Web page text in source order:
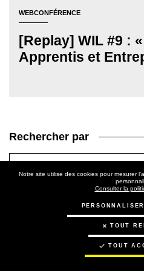
WEBCONFÉRENCE
[Replay] WIL #9 :
Apprentis et
Rechercher par
Notre site utilise des cookies pour mesurer
Consulter la
TOUT
TOUT